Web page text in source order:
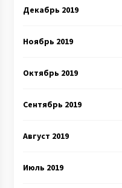
Декабрь 2019
Ноябрь 2019
Октябрь 2019
Сентябрь 2019
Август 2019
Июль 2019